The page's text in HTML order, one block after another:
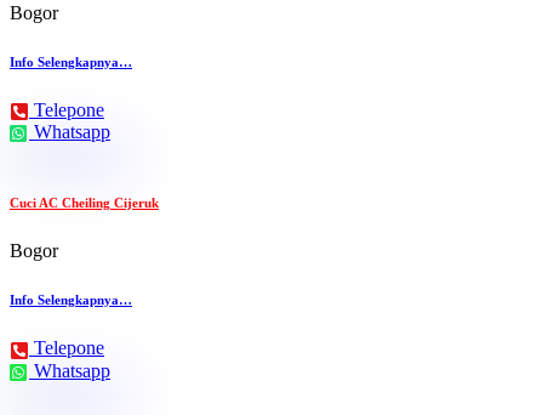
Bogor
Info Selengkapnya…
Telepone
Whatsapp
Cuci AC Cheiling Cijeruk
Bogor
Info Selengkapnya…
Telepone
Whatsapp